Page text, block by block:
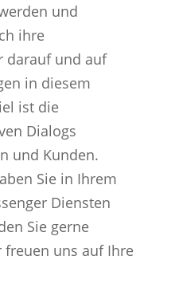
und
ihre
darauf und auf
in diesem
ist die
Dialogs
und Kunden.
Sie in Ihrem
Diensten
Sie gerne
freuen uns auf Ihre